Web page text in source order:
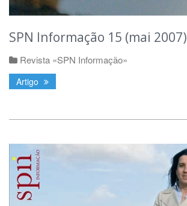
SPN Informação 15 (mai 2007)
Revista «SPN Informação»
Artigo